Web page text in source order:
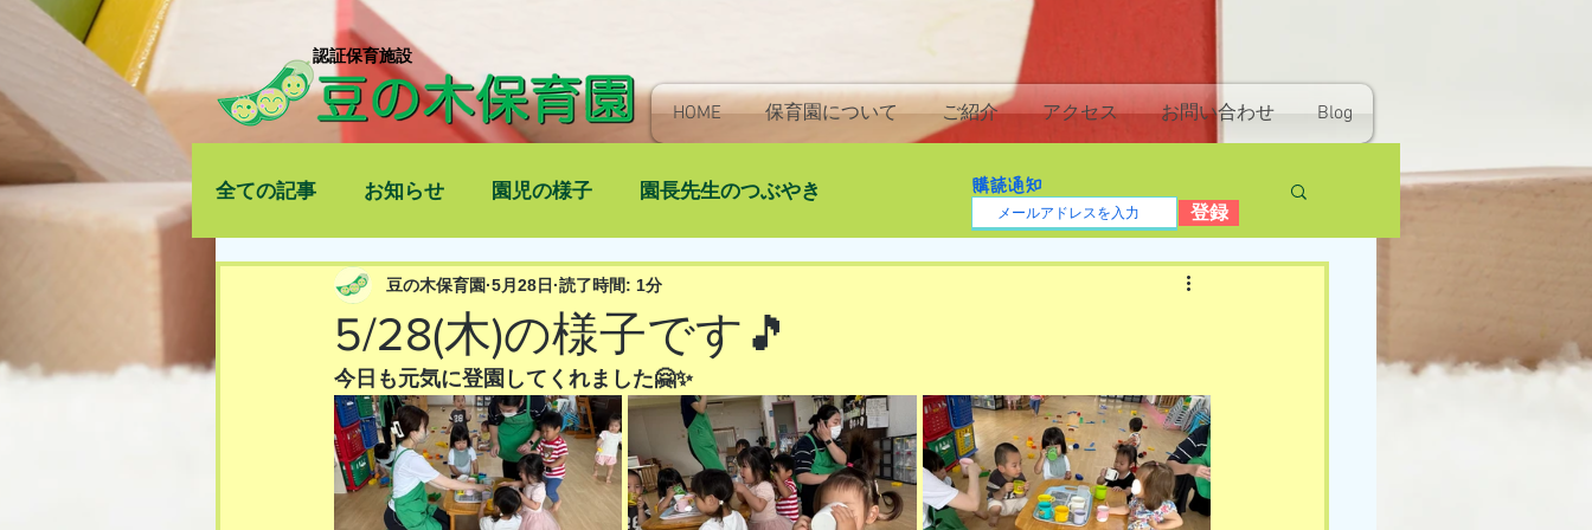
​認証保育施設
HOME 保育園について ご紹介 アクセス お問い合わせ Blog
全ての記事 お知らせ 園児の様子 園長先生のつぶやき
5/28(木)の様子です🎵
豆の木保育園 5月28日 読了時間: 1分
今日も元気に登園してくれました🤗✨
購読通知
登録